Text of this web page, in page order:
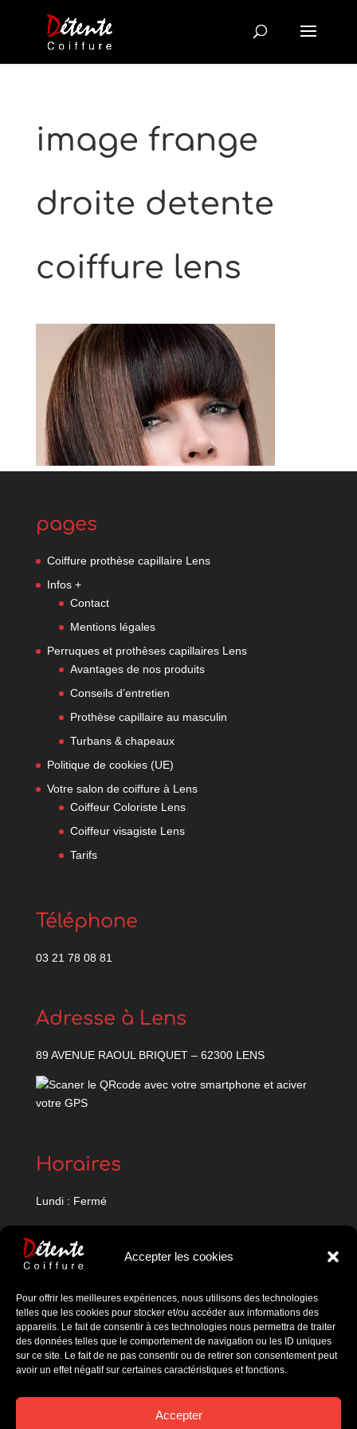
Accepter les cookies
Pour offrir les meilleures expériences, nous utilisons des technologies
telles que les cookies pour stocker et/ou accéder aux informations des
appareils. Le fait de consentir à ces technologies nous permettra de traiter
des données telles que le comportement de navigation ou les ID uniques
sur ce site. Le fait de ne pas consentir ou de retirer son consentement peut
avoir un effet négatif sur certaines caractéristiques et fonctions.
Accepter
image frange
droite detente
coiffure lens
pages
Coiffure prothèse capillaire Lens
Infos +
Contact
Mentions légales
Perruques et prothèses capillaires Lens
Avantages de nos produits
Conseils d’entretien
Prothèse capillaire au masculin
Turbans & chapeaux
Politique de cookies (UE)
Votre salon de coiffure à Lens
Coiffeur Coloriste Lens
Coiffeur visagiste Lens
Tarifs
Téléphone
03 21 78 08 81
Adresse à Lens
89 AVENUE RAOUL BRIQUET – 62300 LENS
Horaires
Lundi : Fermé
Mercredi : 9h-12h / 14h-18h
Vendredi : 9h-18h
Samedi : 8h30-17h30
Dimanche : Fermé